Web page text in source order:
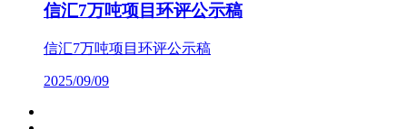
信汇7万吨项目环评公示稿
信汇7万吨项目环评公示稿
2025/09/09